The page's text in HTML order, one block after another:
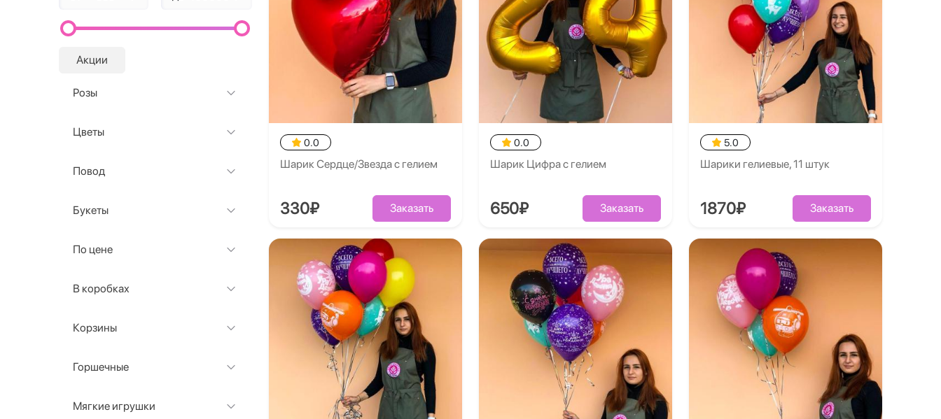
Акции
Розы
Цветы
Повод
Букеты
По цене
В коробках
Корзины
Горшечные
Мягкие игрушки
0.0
Шарик Сердце/Звезда с гелием
330₽ Заказать
0.0
Шарик Цифра с гелием
650₽ Заказать
5.0
Шарики гелиевые, 11 штук
1870₽ Заказать